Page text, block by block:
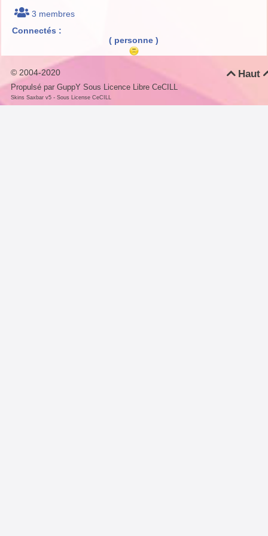
3 membres
Connectés :
( personne )
Haut
© 2004-2020
Propulsé par GuppYSous Licence Libre CeCILL
Skins Saxbar v5 -Sous License CeCILL